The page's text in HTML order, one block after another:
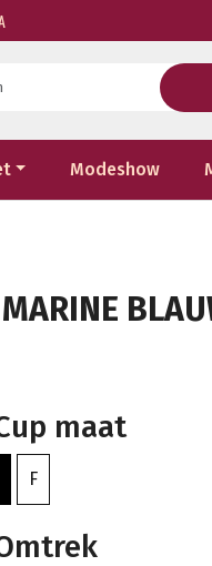
Modeshow
maat
F